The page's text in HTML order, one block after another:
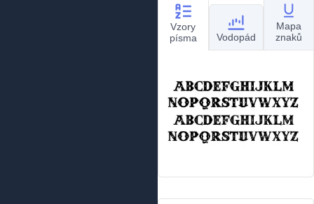
Vzory
písma
Vodopád
Mapa
znaků